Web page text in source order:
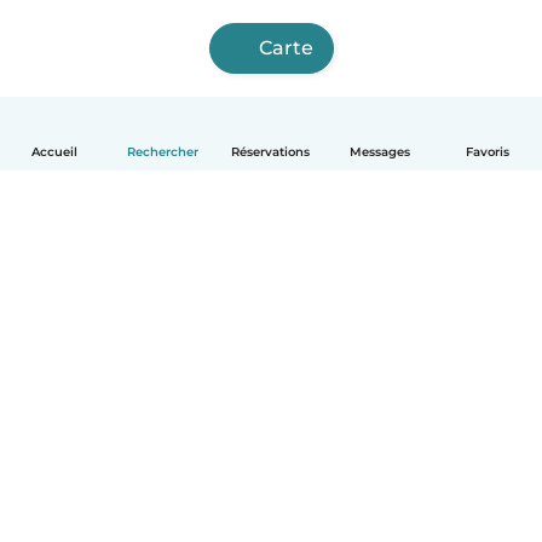
Accueil Rechercher Réservations Messages Favoris
Carte